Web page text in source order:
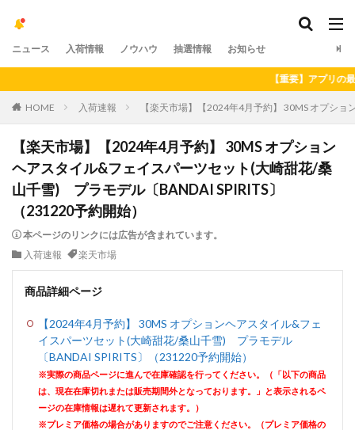
ニュース 入荷情報 ノウハウ 抽選情報 お知らせ
【重要】アプリの最新バ
HOME 入荷速報 【楽天市場】【2024年4月予約】 30MS オプシ
【楽天市場】【2024年4月予約】 30MS オプション
ヘアスタイル&フェイスパーツセット(大崎甜花/桑
山千雪) プラモデル〔BANDAI SPIRITS〕
（231220予約開始）
本ページのリンクには広告が含まれています。
入荷速報
楽天市場
商品詳細ページ
【2024年4月予約】 30MS オプションヘアスタイル&フェ
イスパーツセット(大崎甜花/桑山千雪) プラモデル
〔BANDAI SPIRITS〕（231220予約開始）
※実際の商品ページに進んで在庫確認を行ってください。（「以下の商品
は、現在在庫切れまたは販売期間外となっております。」と表示されるペ
ージの在庫情報は遅れて更新されます。）
※プレミア価格の場合がありますのでご注意ください。（プレミア価格の